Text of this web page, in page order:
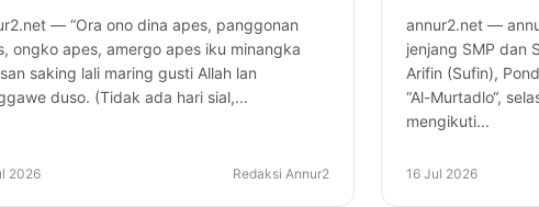
— “Ora ono dina apes, panggonan
ongko apes, amergo apes iku minangka
saking lali maring gusti Allah lan
duso. (Tidak ada hari sial,...
2026 Redaksi Annur2
annur2.net —
jenjang SMP dan
Arifin (Sufin),
“Al-Murtadlo“,
mengikuti...
16 Jul 2026